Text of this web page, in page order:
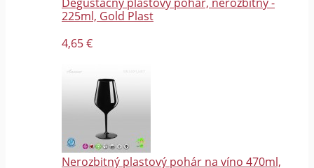
225ml, Gold Plast
4,65 €
Nerozbitný plastový pohár na víno 470ml,